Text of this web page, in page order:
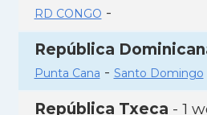
RD CONGO -
República
Punta Cana - Santo Domingo
República Txeca - 1